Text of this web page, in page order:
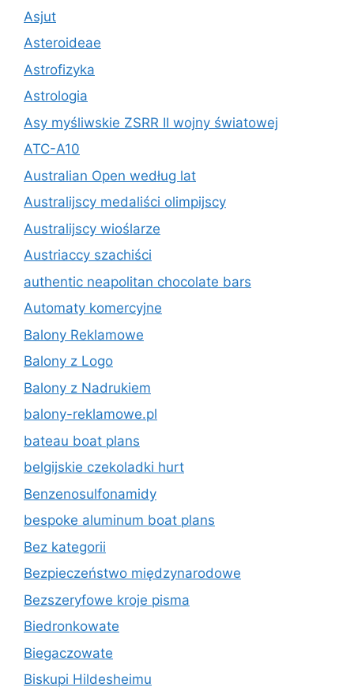
Asjut
Asteroideae
Astrofizyka
Astrologia
Asy myśliwskie ZSRR II wojny światowej
ATC-A10
Australian Open według lat
Australijscy medaliści olimpijscy
Australijscy wioślarze
Austriaccy szachiści
authentic neapolitan chocolate bars
Automaty komercyjne
Balony Reklamowe
Balony z Logo
Balony z Nadrukiem
balony-reklamowe.pl
bateau boat plans
belgijskie czekoladki hurt
Benzenosulfonamidy
bespoke aluminum boat plans
Bez kategorii
Bezpieczeństwo międzynarodowe
Bezszeryfowe kroje pisma
Biedronkowate
Biegaczowate
Biskupi Hildesheimu